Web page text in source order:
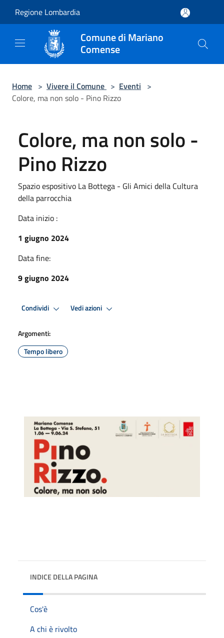
Regione Lombardia
Comune di Mariano
Comense
Home > Vivere il Comune > Eventi >
Colore, ma non solo - Pino Rizzo
Colore, ma non solo -
Pino Rizzo
Spazio espositivo La Bottega - Gli Amici della Cultura
della parrocchia
Data inizio :
1 giugno 2024
Data fine:
9 giugno 2024
Condividi Vedi azioni
Argomenti:
Tempo libero
INDICE DELLA PAGINA
Cos'è
A chi è rivolto